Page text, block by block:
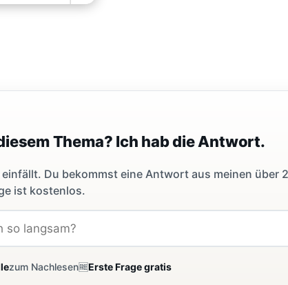
Thema? Ich hab die Antwort.
Du bekommst eine Antwort aus meinen über
ist kostenlos.
zum Nachlesen🆓Erste Frage gratis